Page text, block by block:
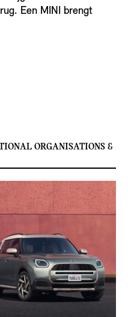
Een MINI brengt
ORGANISATIONS &